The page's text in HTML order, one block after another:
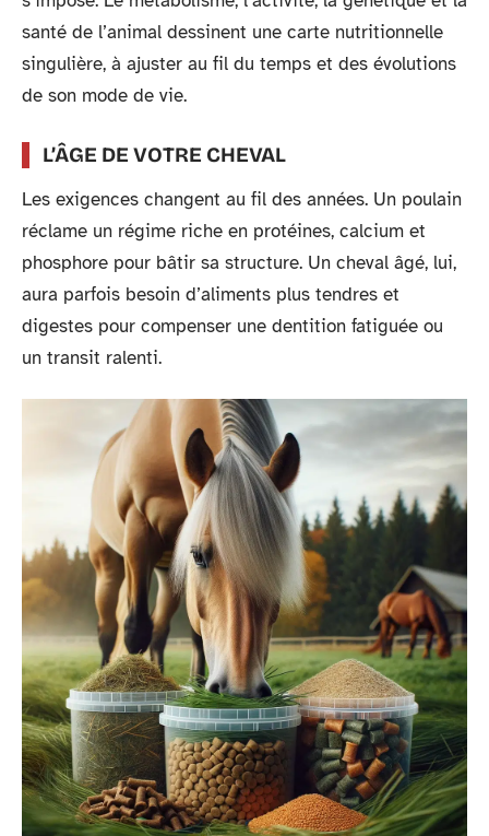
santé de l’animal dessinent une carte nutritionnelle
singulière, à ajuster au fil du temps et des évolutions
de son mode de vie.
L’ÂGE DE VOTRE CHEVAL
Les exigences changent au fil des années. Un poulain
réclame un régime riche en protéines, calcium et
phosphore pour bâtir sa structure. Un cheval âgé, lui,
aura parfois besoin d’aliments plus tendres et
digestes pour compenser une dentition fatiguée ou
un transit ralenti.